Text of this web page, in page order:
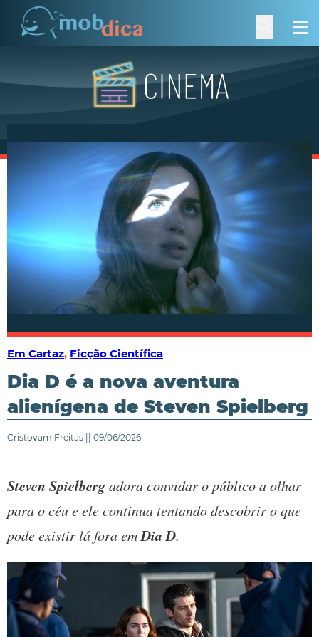
Em Cartaz, Ficção Científica
Dia D é a nova aventura
alienígena de Steven Spielberg
Cristovam Freitas || 09/06/2026
Steven Spielbergadora convidar o público a olhar
para o céu e ele continua tentando descobrir o que
pode existir lá fora emDia D.